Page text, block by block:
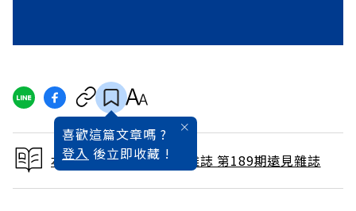
喜歡這篇文章嗎 ?
登入 後立即收藏 !
本文出自 2002 / 3月號雜誌 第189期遠見雜誌